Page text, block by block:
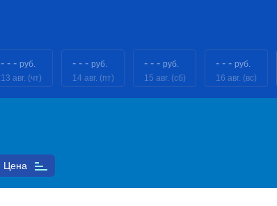
- - - руб.
13 авг. (чт)
- - - руб.
14 авг. (пт)
- - - руб.
15 авг. (сб)
- - - руб.
16 авг. (вс)
Цена